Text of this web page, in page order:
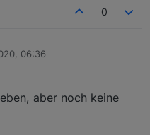
0
06:36
aber noch keine